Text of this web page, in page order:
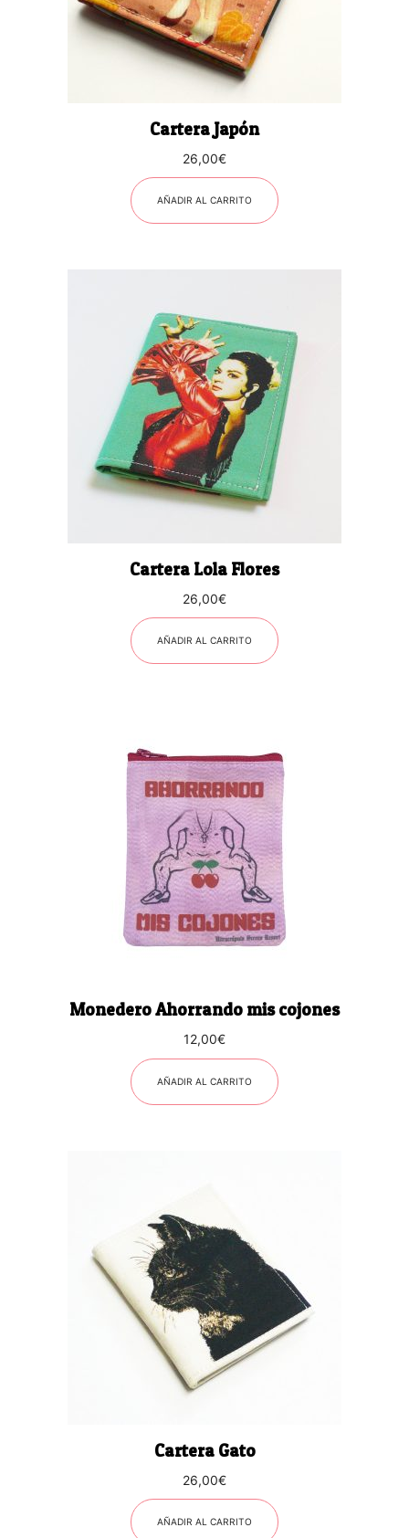
Cartera Japón
26,00€
AÑADIR AL CARRITO
Cartera Lola Flores
26,00€
AÑADIR AL CARRITO
Monedero Ahorrando mis cojones
12,00€
AÑADIR AL CARRITO
Cartera Gato
26,00€
AÑADIR AL CARRITO